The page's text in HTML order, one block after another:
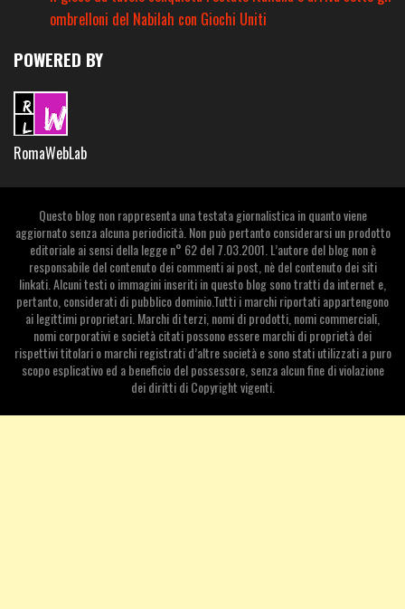
ombrelloni del Nabilah con Giochi Uniti
POWERED BY
RomaWebLab
Questo blog non rappresenta una testata giornalistica in quanto viene
aggiornato senza alcuna periodicità. Non può pertanto considerarsi un prodotto
editoriale ai sensi della legge n° 62 del 7.03.2001. L’autore del blog non è
responsabile del contenuto dei commenti ai post, nè del contenuto dei siti
linkati. Alcuni testi o immagini inseriti in questo blog sono tratti da internet e,
pertanto, considerati di pubblico dominio.Tutti i marchi riportati appartengono
ai legittimi proprietari. Marchi di terzi, nomi di prodotti, nomi commerciali,
nomi corporativi e società citati possono essere marchi di proprietà dei
rispettivi titolari o marchi registrati d’altre società e sono stati utilizzati a puro
scopo esplicativo ed a beneficio del possessore, senza alcun fine di violazione
dei diritti di Copyright vigenti.